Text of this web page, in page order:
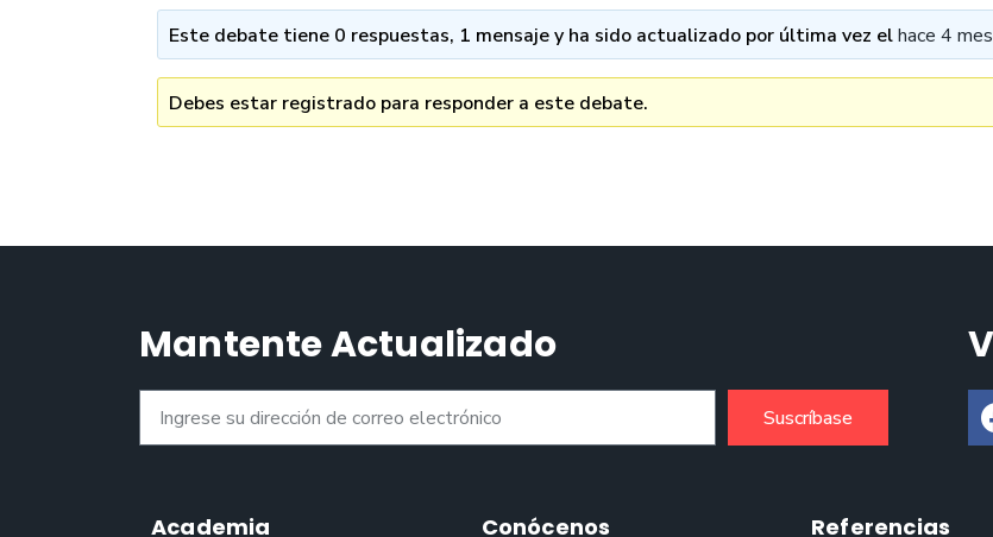
Este debate tiene 0 respuestas, 1 mensaje y ha sido actualizado por última vez elhace 4
Debes estar registrado para responder a este debate.
Mantente Actualizado
Suscríbase
Academia Conócenos Referencias